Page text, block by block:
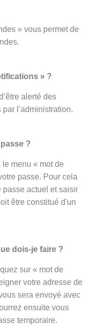
» vous permet de
» ?
alerté des
l’administration.
?
menu « mot de
passe. Pour cela
passe actuel et saisir
être constitué d'un
dois-je faire ?
sur « mot de
votre adresse de
sera envoyé avec
ensuite vous
temporaire.